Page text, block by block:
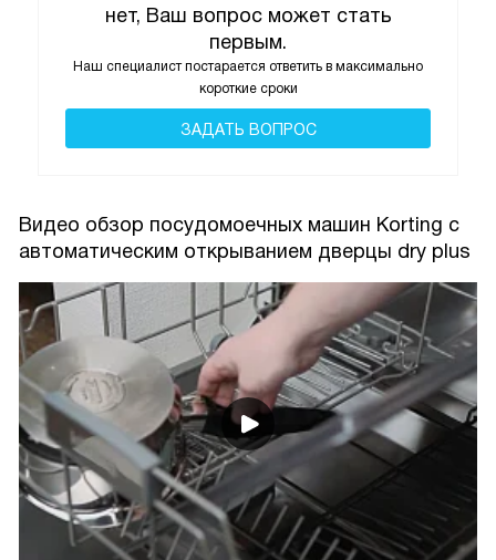
нет, Ваш вопрос может стать
первым.
Наш специалист постарается ответить в максимально
короткие сроки
ЗАДАТЬ ВОПРОС
Видео обзор посудомоечных машин Korting с
автоматическим открыванием дверцы dry plus